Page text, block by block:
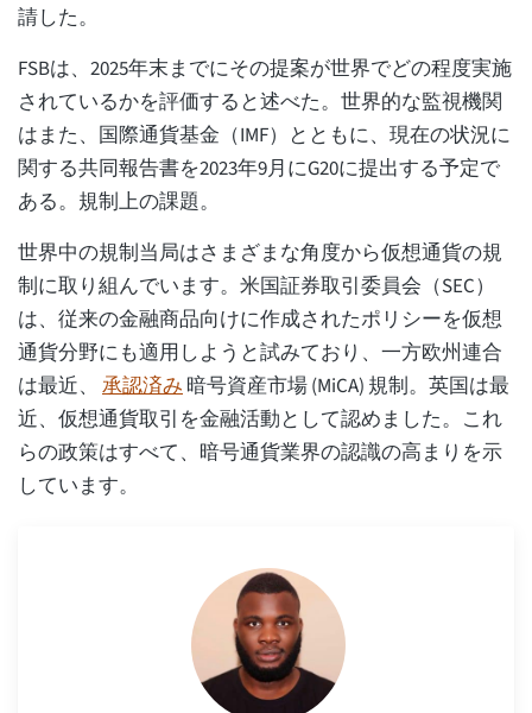
請した。
FSBは、2025年末までにその提案が世界でどの程度実施
されているかを評価すると述べた。世界的な監視機関
はまた、国際通貨基金（IMF）とともに、現在の状況に
関する共同報告書を2023年9月にG20に提出する予定で
ある。規制上の課題。
世界中の規制当局はさまざまな角度から仮想通貨の規
制に取り組んでいます。米国証券取引委員会（SEC）
は、従来の金融商品向けに作成されたポリシーを仮想
通貨分野にも適用しようと試みており、一方欧州連合
は最近、 承認済み 暗号資産市場 (MiCA) 規制。英国は最
近、仮想通貨取引を金融活動として認めました。これ
らの政策はすべて、暗号通貨業界の認識の高まりを示
しています。